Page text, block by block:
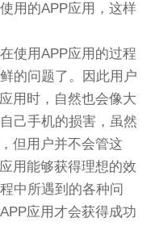
用的APP应用，这样
使用APP应用的过程
的问题了。因此用户
用时，自然也会像大
己手机的损害，虽然
但用户并不会管这
用能够获得理想的效
中所遇到的各种问
应用才会获得成功